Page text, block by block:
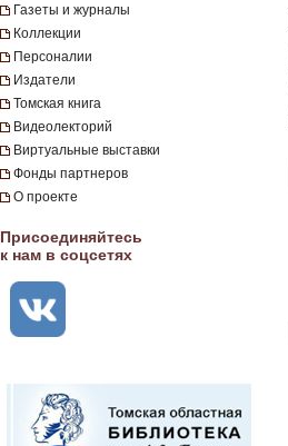
Газеты и журналы
Коллекции
Персоналии
Издатели
Томская книга
Видеолекторий
Виртуальные выставки
Фонды партнеров
О проекте
Присоединяйтесь
к нам в соцсетях